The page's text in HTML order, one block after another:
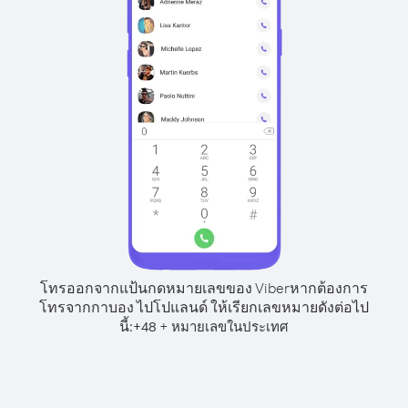
โทรออกจากแป้นกดหมายเลขของ Viberหากต้องการ
โทรจากกาบอง ไปโปแลนด์ ให้เรียกเลขหมายดังต่อไป
นี้:+48 + หมายเลขในประเทศ